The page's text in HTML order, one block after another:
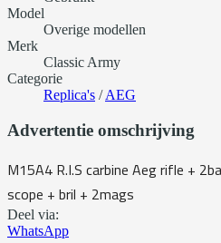
Model
Overige modellen
Merk
Classic Army
Categorie
Replica's /AEG
Advertentie omschrijving
M15A4 R.I.S carbine Aeg rifle +
scope + bril + 2mags
Deel via:
WhatsApp